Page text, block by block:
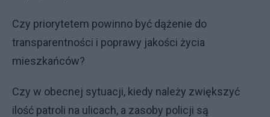
Czy priorytetem powinno być dążenie do
transparentności i poprawy jakości życia
mieszkańców?
Czy w obecnej sytuacji, kiedy należy zwiększyć
ilość patroli na ulicach, a zasoby policji są